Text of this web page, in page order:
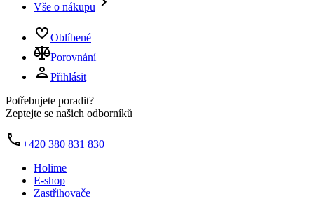
Vše o nákupu
Oblíbené
Porovnání
Přihlásit
Potřebujete poradit?
Zeptejte se našich odborníků
+420 380 831 830
Holime
E-shop
Zastřihovače